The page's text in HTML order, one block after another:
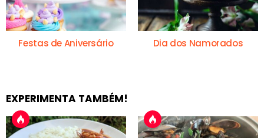
Festas de Aniversário Dia dos Namorados
EXPERIMENTA TAMBÉM!